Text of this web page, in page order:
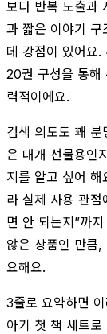
보다 반복 노출과
과 짧은 이야기 구
데 강점이 있어요.
20권 구성을 통해
력적이에요.
검색 의도도 꽤 분
은 대개 선물용인
지를 알고 싶어 해
라 실제 사용 관점
면 안 되는지”까
않은 상품인 만큼
요해요.
3줄로 요약하면
아기 첫 책 세트로